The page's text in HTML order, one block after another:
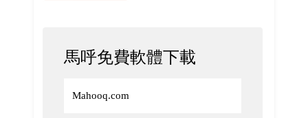
馬呼免費軟體下載
Mahooq.com